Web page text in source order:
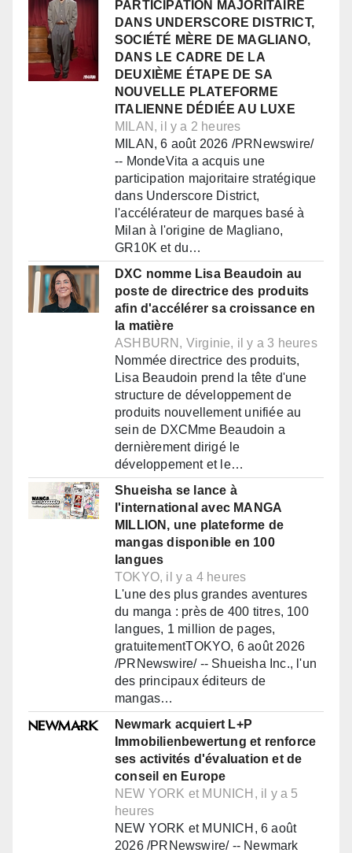
PARTICIPATION MAJORITAIRE
DANS UNDERSCORE DISTRICT,
SOCIÉTÉ MÈRE DE MAGLIANO,
DANS LE CADRE DE LA
DEUXIÈME ÉTAPE DE SA
NOUVELLE PLATEFORME
ITALIENNE DÉDIÉE AU LUXE
MILAN, il y a 2 heures
MILAN, 6 août 2026 /PRNewswire/
-- MondeVita a acquis une
participation majoritaire stratégique
dans Underscore District,
l'accélérateur de marques basé à
Milan à l'origine de Magliano,
GR10K et du…
DXC nomme Lisa Beaudoin au
poste de directrice des produits
afin d'accélérer sa croissance en
la matière
ASHBURN, Virginie, il y a 3 heures
Nommée directrice des produits,
Lisa Beaudoin prend la tête d'une
structure de développement de
produits nouvellement unifiée au
sein de DXCMme Beaudoin a
dernièrement dirigé le
développement et le…
Shueisha se lance à
l'international avec MANGA
MILLION, une plateforme de
mangas disponible en 100
langues
TOKYO, il y a 4 heures
L'une des plus grandes aventures
du manga : près de 400 titres, 100
langues, 1 million de pages,
gratuitementTOKYO, 6 août 2026
/PRNewswire/ -- Shueisha Inc., l'un
des principaux éditeurs de
mangas…
Newmark acquiert L+P
Immobilienbewertung et renforce
ses activités d'évaluation et de
conseil en Europe
NEW YORK et MUNICH, il y a 5
heures
NEW YORK et MUNICH, 6 août
2026 /PRNewswire/ -- Newmark